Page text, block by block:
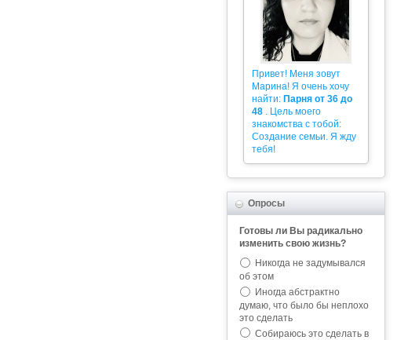
Привет! Меня зовут
Марина! Я очень хочу
найти: Парня от 36 до
48 . Цель моего
знакомства с тобой:
Создание семьи. Я жду
тебя!
Опросы
Готовы ли Вы радикально
изменить свою жизнь?
Никогда не задумывался
об этом
Иногда абстрактно
думаю, что было бы неплохо
это сделать
Собираюсь это сделать в